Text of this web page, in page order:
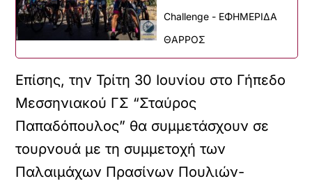
Challenge - ΕΦΗΜΕΡΙΔΑ
ΘΑΡΡΟΣ
Επίσης, την Τρίτη 30 Ιουνίου στο Γήπεδο
Μεσσηνιακού ΓΣ “Σταύρος
Παπαδόπουλος” θα συμμετάσχουν σε
τουρνουά με τη συμμετοχή των
Παλαιμάχων Πρασίνων Πουλιών-